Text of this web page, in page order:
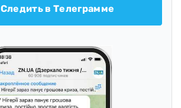
Следить в Телеграмме